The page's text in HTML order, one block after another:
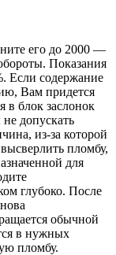
его до 2000 —
Показания
Если содержание
Вам придется
в блок заслонок
допускать
из-за которой
пломбу,
для
глубоко. После
обычной
в нужных
пломбу.